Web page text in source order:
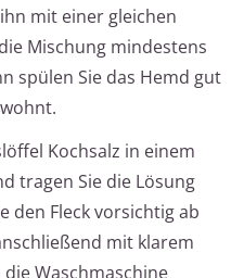
mit einer gleichen
Mischung mindestens
spülen Sie das Hemd gut
Kochsalz in einem
tragen Sie die Lösung
den Fleck vorsichtig ab
mit klarem
die Waschmaschine